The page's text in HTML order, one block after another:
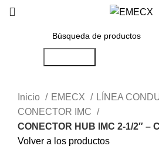
Inicio EMECX
LÍNEA
CONECTOR IMC
CONECTOR HUB IMC 2-1/2″ –
Volver a los productos